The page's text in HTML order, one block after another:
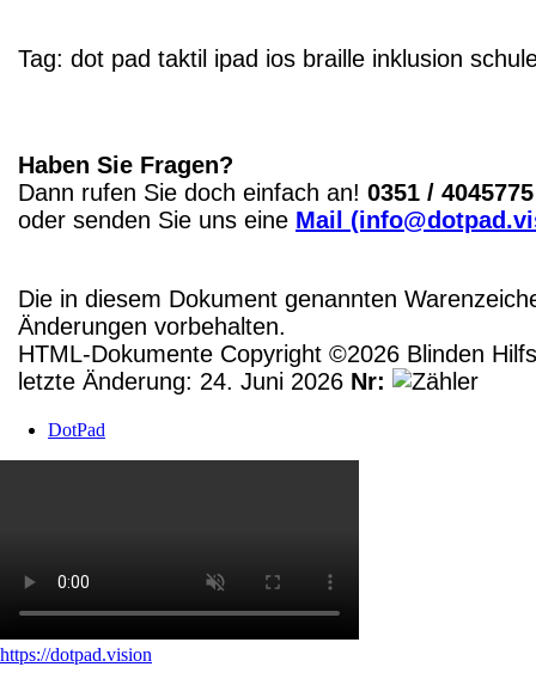
Tag: dot pad taktil ipad ios braille inklusion
Haben Sie Fragen?
Dann rufen Sie doch einfach an! 0351 / 4045775
oder senden Sie uns eine Mail
Die in diesem Dokument genannten
Änderungen vorbehalten.
HTML-Dokumente Copyright ©2026 Blinden
letzte Änderung: 24. Juni 2026 Nr:
DotPad
https://dotpad.vision